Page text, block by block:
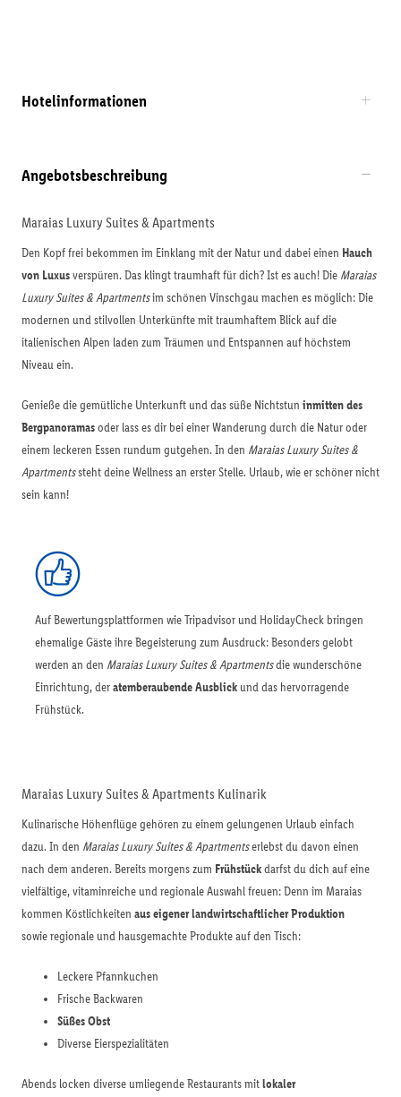
Hotelinformationen
Angebotsbeschreibung
Maraias Luxury Suites & Apartments
Den Kopf frei bekommen im Einklang mit der Natur und dabei einen Hauch
von Luxusverspüren. Das klingt traumhaft für dich? Ist es auch! Die Maraias
Luxury Suites & Apartmentsim schönen Vinschgau machen es möglich: Die
modernen und stilvollen Unterkünfte mit traumhaftem Blick auf die
italienischen Alpen laden zum Träumen und Entspannen auf höchstem
Niveau ein.
Genieße die gemütliche Unterkunft und das süße Nichtstun inmitten des
Bergpanoramasoder lass es dir bei einer Wanderung durch die Natur oder
einem leckeren Essen rundum gutgehen. In den Maraias Luxury Suites &
Apartmentssteht deine Wellness an erster Stelle. Urlaub, wie er schöner nicht
sein kann!
Auf Bewertungsplattformen wie Tripadvisor und HolidayCheck bringen
ehemalige Gäste ihre Begeisterung zum Ausdruck: Besonders gelobt
werden an den Maraias Luxury Suites & Apartmentsdie wunderschöne
Einrichtung, deratemberaubende Ausblick und das hervorragende
Frühstück.
Maraias Luxury Suites & Apartments Kulinarik
Kulinarische Höhenflüge gehören zu einem gelungenen Urlaub einfach
dazu. In den Maraias Luxury Suites & Apartmentserlebst du davon einen
nach dem anderen. Bereits morgens zum Frühstückdarfst du dich auf eine
vielfältige, vitaminreiche und regionale Auswahl freuen: Denn im Maraias
kommen Köstlichkeiten aus eigener landwirtschaftlicher Produktion
sowie regionale und hausgemachte Produkte auf den Tisch:
Leckere Pfannkuchen
Frische Backwaren
Süßes Obst
Diverse Eierspezialitäten
Abends locken diverse umliegende Restaurants mitlokaler